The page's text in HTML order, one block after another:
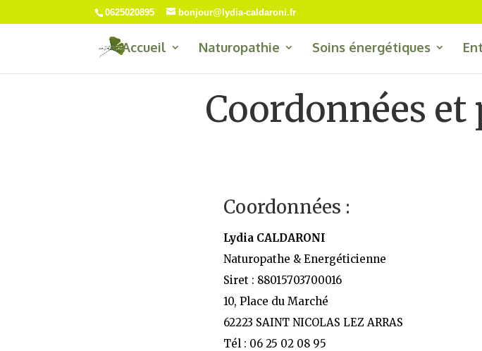
0625020895 bonjour@lydia-caldaroni.fr
Accueil Naturopathie Soins énergétiques
Coordonnées
Coordonnées :
Lydia CALDARONI
Naturopathe & Energéticienne
Siret : 88015703700016
10, Place du Marché
62223 SAINT NICOLAS LEZ ARRAS
Tél : 06 25 02 08 95